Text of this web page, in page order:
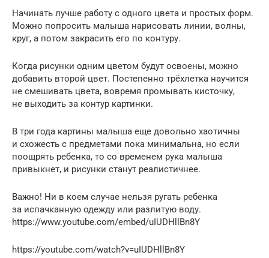
Начинать лучше работу с одного цвета и простых форм.
Можно попросить малыша нарисовать линии, волны,
круг, а потом закрасить его по контуру.
Когда рисунки одним цветом будут освоены, можно
добавить второй цвет. Постепенно трёхлетка научится
не смешивать цвета, вовремя промывать кисточку,
не выходить за контур картинки.
В три года картины малыша еще довольно хаотичны
и схожесть с предметами пока минимальна, но если
поощрять ребенка, то со временем рука малыша
привыкнет, и рисунки станут реалистичнее.
Важно! Ни в коем случае нельзя ругать ребенка
за испачканную одежду или разлитую воду.
https://www.youtube.com/embed/uIUDHllBn8Y
https://youtube.com/watch?v=uIUDHllBn8Y